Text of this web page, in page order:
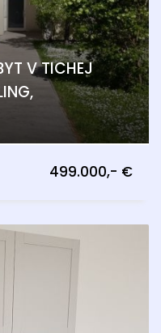
V TICHEJ
499.000,- €